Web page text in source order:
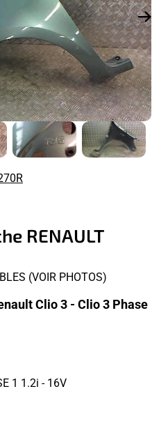
RENAULT
(VOIR PHOTOS)
Clio 3 - Clio 3 Phase
1 1.2i - 16V